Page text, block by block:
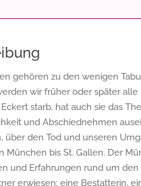
gehören zu den wenigen
wir früher oder später
starb, hat auch sie das
und Abschiednehmen
über den Tod und unseren
München bis St. Gallen. Der
und Erfahrungen rund um
erwiesen: eine Bestatterin,